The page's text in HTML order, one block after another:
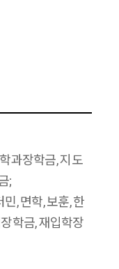
과장학금, 지도
;
, 면학, 보훈, 한
학금, 재입학장